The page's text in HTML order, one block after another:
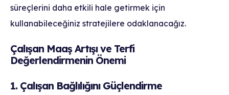
6. Eşitlik ve Çeşitliliği Gözetin
süreçlerini daha etkili hale getirmek için
kullanabileceğiniz stratejilere odaklanacağız.
Çalışan Maaş Artışı ve Terfi
Değerlendirmenin Önemi
1. Çalışan Bağlılığını Güçlendirme